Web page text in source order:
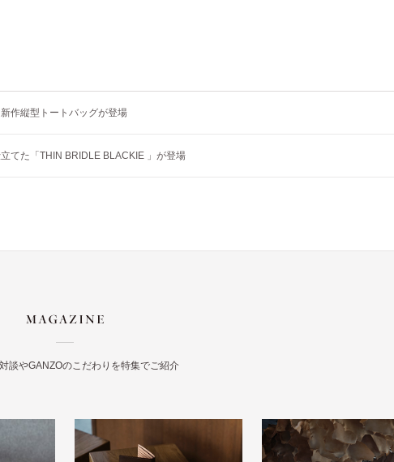
作縦型トートバッグが登場
てた「THIN BRIDLE BLACKIE 」が登場
談やGANZOのこだわりを特集でご紹介